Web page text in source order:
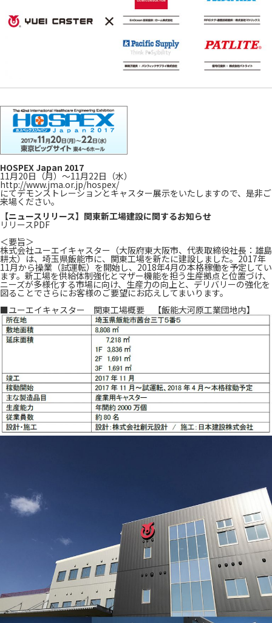
HOSPEX Japan 2017
11月20日（月）～11月22日（水）
http://www.jma.or.jp/hospex/
にてデモンストレーションとキャスター展示をいたしますので、是非ご
来場ください。
【ニュースリリース】関東新工場建設に関するお知らせ
リリースPDF
＜要旨＞
株式会社ユーエイキャスター（大阪府東大阪市、代表取締役社長：雄島
耕太）は、埼玉県飯能市に、関東工場を新たに建設しました。2017年
11月から操業（試運転）を開始し、2018年4月の本格稼働を予定してい
ます。新工場を供給体制強化とマザー機能を担う生産拠点と位置づけ、
ニーズが多様化する市場に向け、生産力の向上と、デリバリーの強化を
図ることでさらにお客様のご要望にお応えしてまいります。
■ユーエイキャスター 関東工場概要 【飯能大河原工業団地内】